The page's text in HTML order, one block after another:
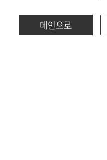
메인으로